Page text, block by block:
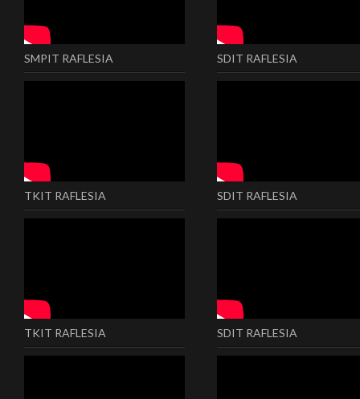
SMPIT RAFLESIA
TKIT RAFLESIA
TKIT RAFLESIA
SDIT RAFLESIA
SDIT RAFLESIA
SDIT RAFLESIA